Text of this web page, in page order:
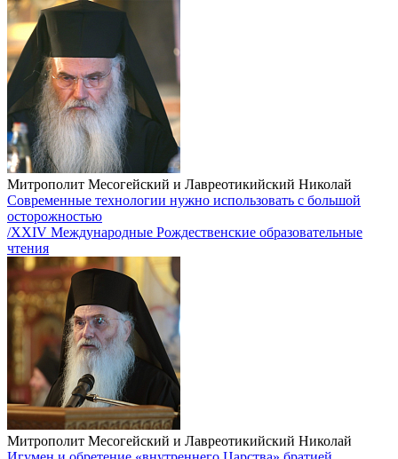
Митрополит Месогейский и Лавреотикийский Николай
Современные технологии нужно использовать с большой
осторожностью
/XXIV Международные Рождественские образовательные
чтения
Митрополит Месогейский и Лавреотикийский Николай